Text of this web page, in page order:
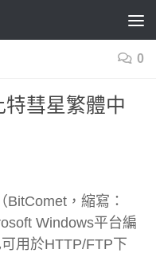
0
彗星繁體中
，縮寫：
Windows平台編
用於HTTP/FTP下